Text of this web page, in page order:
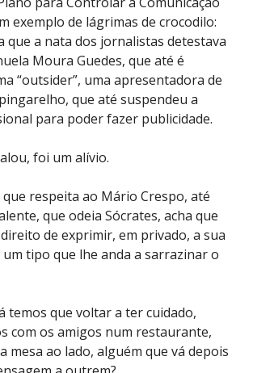
exemplo de lágrimas de crocodilo:
que a nata dos jornalistas detestava
Moura Guedes, que até é
“outsider”, uma apresentadora de
que até suspendeu a
para poder fazer publicidade.
foi um alívio.
respeita ao Mário Crespo, até
que odeia Sócrates, acha que
de exprimir, em privado, a sua
tipo que lhe anda a sarrazinar o
temos que voltar a ter cuidado,
com os amigos num restaurante,
mesa ao lado, alguém que vá depois